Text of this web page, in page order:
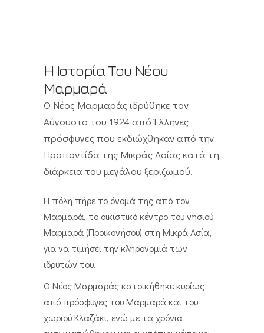
Η Ιστορία Του Νέου
Μαρμαρά
Ο Νέος Μαρμαράς ιδρύθηκε τον
Αύγουστο του 1924 από Έλληνες
πρόσφυγες που εκδιώχθηκαν από την
Προποντίδα της Μικράς Ασίας κατά τη
διάρκεια του μεγάλου ξεριζωμού.
Η πόλη πήρε το όνομά της από τον
Μαρμαρά, το οικιστικό κέντρο του νησιού
Μαρμαρά (Προικονήσου) στη Μικρά Ασία,
για να τιμήσει την κληρονομιά των
ιδρυτών του.
Ο Νέος Μαρμαράς κατοικήθηκε κυρίως
από πρόσφυγες του Μαρμαρά και του
χωριού Κλαζάκι, ενώ με τα χρόνια